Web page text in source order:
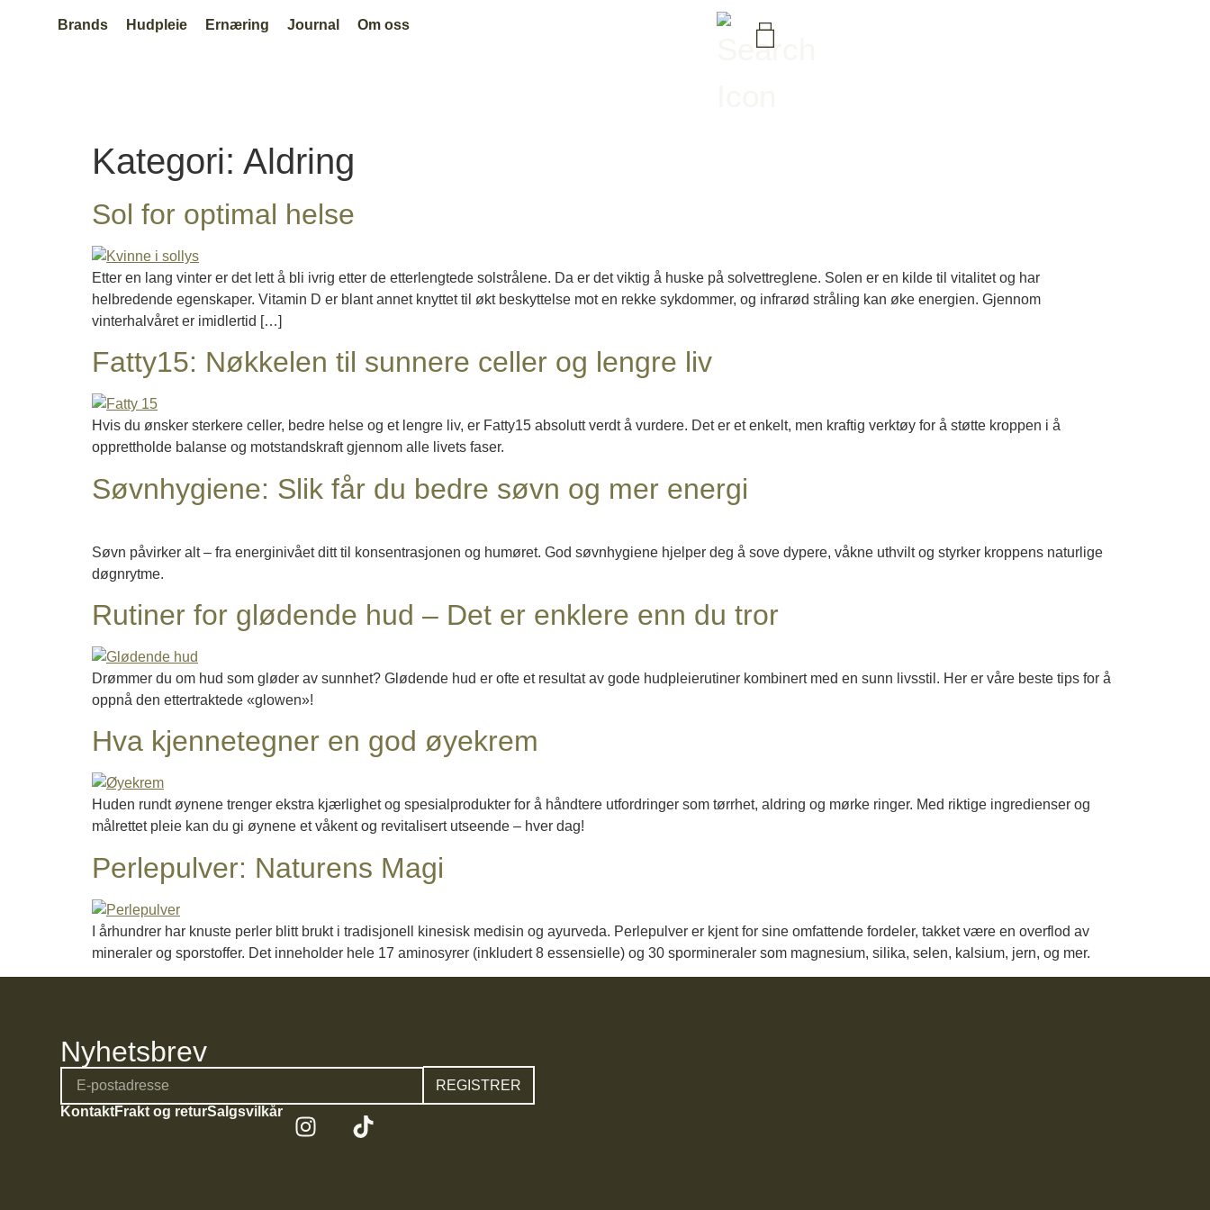
Brands Hudpleie Ernæring Journal Om oss
Kategori: Aldring
Sol for optimal helse
Etter en lang vinter er det lett å bli ivrig etter de etterlengtede solstrålene. Da er det viktig å huske på solvettreglene. Solen er en kilde til vitalitet og har
helbredende egenskaper. Vitamin D er blant annet knyttet til økt beskyttelse mot en rekke sykdommer, og infrarød stråling kan øke energien. Gjennom
vinterhalvåret er imidlertid […]
Fatty15: Nøkkelen til sunnere celler og lengre liv
Hvis du ønsker sterkere celler, bedre helse og et lengre liv, er Fatty15 absolutt verdt å vurdere. Det er et enkelt, men kraftig verktøy for å støtte kroppen i å
opprettholde balanse og motstandskraft gjennom alle livets faser.
Søvnhygiene: Slik får du bedre søvn og mer energi
Søvn påvirker alt – fra energinivået ditt til konsentrasjonen og humøret. God søvnhygiene hjelper deg å sove dypere, våkne uthvilt og styrker kroppens naturlige
døgnrytme.
Rutiner for glødende hud – Det er enklere enn du tror
Drømmer du om hud som gløder av sunnhet? Glødende hud er ofte et resultat av gode hudpleierutiner kombinert med en sunn livsstil. Her er våre beste tips for å
oppnå den ettertraktede «glowen»!
Hva kjennetegner en god øyekrem
Huden rundt øynene trenger ekstra kjærlighet og spesialprodukter for å håndtere utfordringer som tørrhet, aldring og mørke ringer. Med riktige ingredienser og
målrettet pleie kan du gi øynene et våkent og revitalisert utseende – hver dag!
Perlepulver: Naturens Magi
I århundrer har knuste perler blitt brukt i tradisjonell kinesisk medisin og ayurveda. Perlepulver er kjent for sine omfattende fordeler, takket være en overflod av
mineraler og sporstoffer. Det inneholder hele 17 aminosyrer (inkludert 8 essensielle) og 30 spormineraler som magnesium, silika, selen, kalsium, jern, og mer.
Nyhetsbrev
REGISTRER
KontaktFrakt og returSalgsvilkår